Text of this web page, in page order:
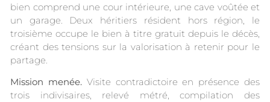
bien comprend une cour intérieure, une cave voûtée et
un garage. Deux héritiers résident hors région, le
troisième occupe le bien à titre gratuit depuis le décès,
créant des tensions sur la valorisation à retenir pour le
partage.
Mission menée.Visite contradictoire en présence des
trois indivisaires, relevé métré, compilation des